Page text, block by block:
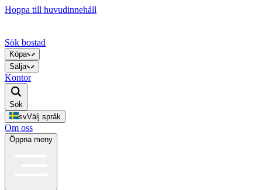
Hoppa till huvudinnehåll
Sök bostad
Köpa
Sälja
Kontor
Sök
svVälj språk
Om oss
Öppna meny